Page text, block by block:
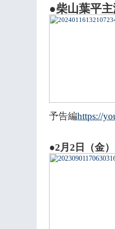
●柴山葉平
予告編https://
●2月2日（金